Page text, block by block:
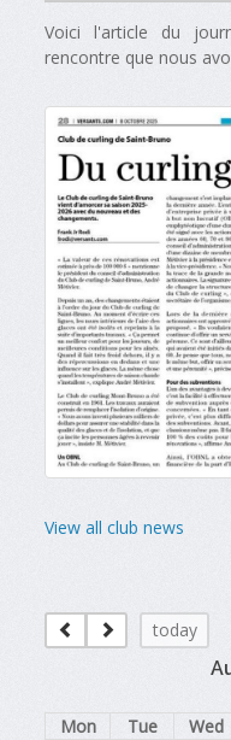
Voici l'article du
rencontre que nous
View all club news
today
Mon Tue Wed